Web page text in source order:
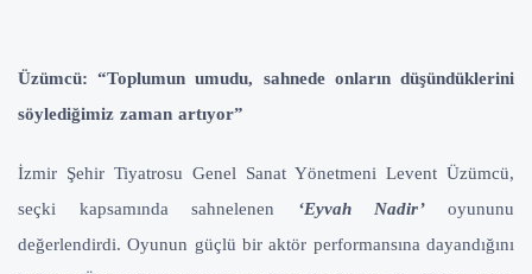
Üzümcü: “Toplumun umudu, sahnede onların düşündüklerini
söylediğimiz zaman artıyor”
İzmir Şehir Tiyatrosu Genel Sanat Yönetmeni Levent Üzümcü,
seçki kapsamında sahnelenen ‘Eyvah Nadir’oyununu
değerlendirdi. Oyunun güçlü bir aktör performansına dayandığını